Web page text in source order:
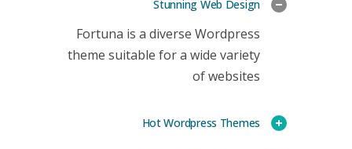
Stunning Web Design
Fortuna is a diverse Wordpress
theme suitable for a wide variety
of websites
Hot Wordpress Themes